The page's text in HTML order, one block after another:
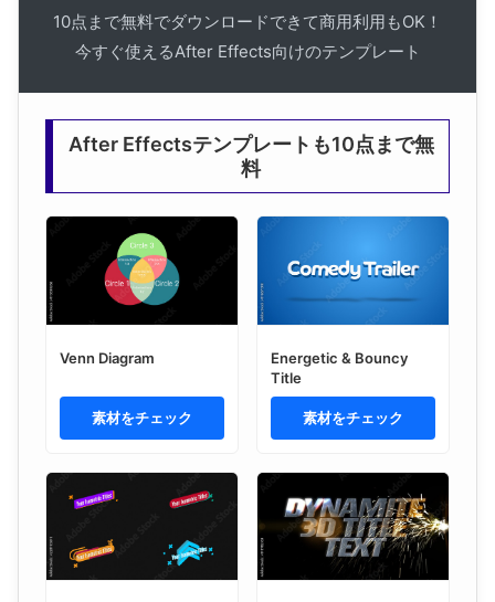
10点まで無料でダウンロードできて商用利用もOK！
今すぐ使えるAfter Effects向けのテンプレート
After Effectsテンプレートも10点まで無
料
Venn Diagram
素材をチェック
Energetic & Bouncy
Title
素材をチェック